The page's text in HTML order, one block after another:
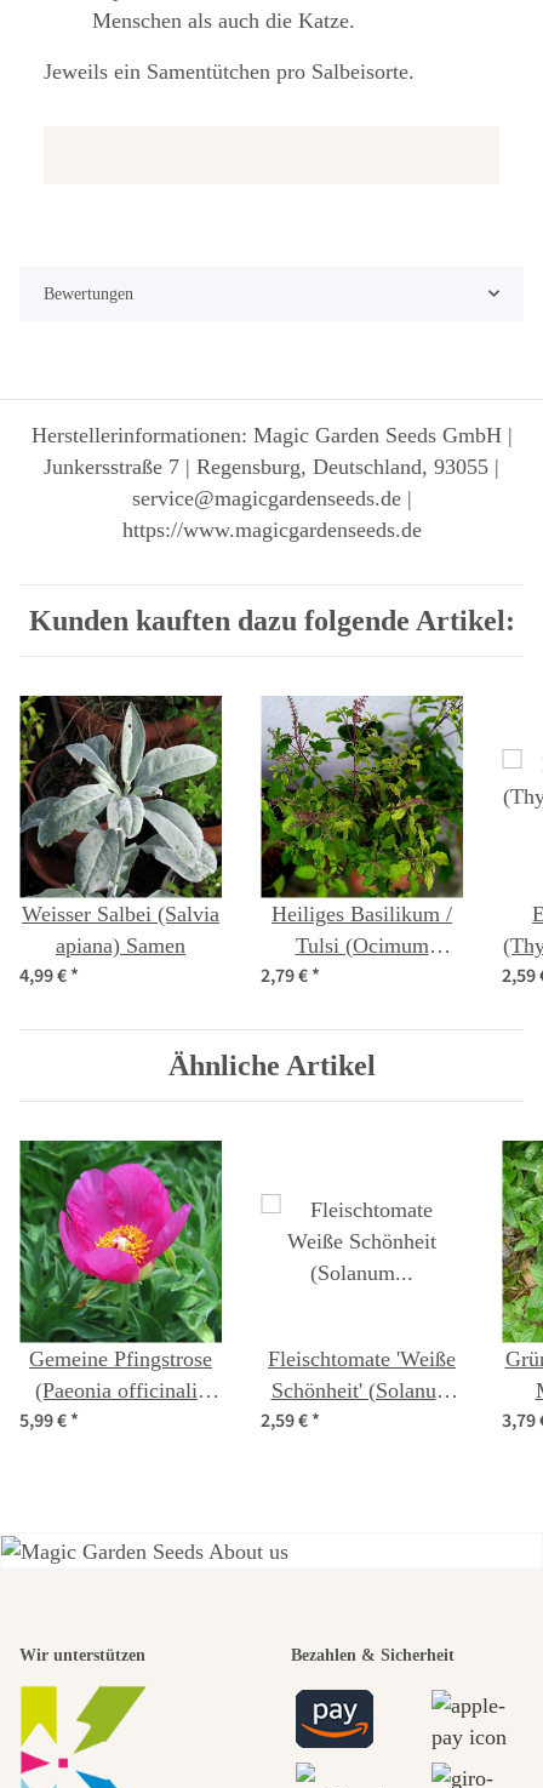
Menschen als auch die Katze.
Jeweils ein Samentütchen pro Salbeisorte.
Bewertungen
Herstellerinformationen: Magic Garden Seeds GmbH |
Junkersstraße 7 | Regensburg, Deutschland, 93055 |
service@magicgardenseeds.de |
https://www.magicgardenseeds.de
Kunden kauften dazu folgende Artikel:
Weisser Salbei (Salvia
apiana) Samen
4,99 €*
Heiliges Basilikum /
Tulsi (Ocimum
tenuiflorum syn.
2,79 €* 2,59
Ähnliche Artikel
Gemeine Pfingstrose
(Paeonia officinalis
ssp. banatica) Bio
5,99 €*
Fleischtomate 'Weiße
Schönheit' (Solanum
lycopersicum) Bio
2,59 €* 3,79
schönsten
Wege zu uns
Wir unterstützen Bezahlen & Sicherheit